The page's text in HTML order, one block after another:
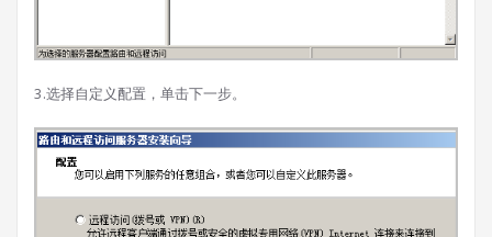
3.选择自定义配置，单击下一步。